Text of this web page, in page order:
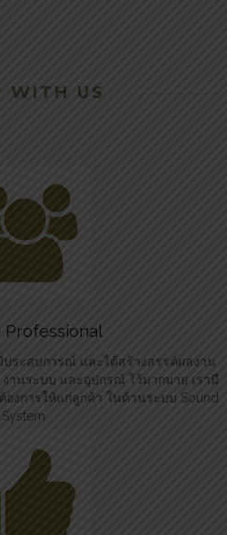
WITH US
Professional
ระสบการณ์ และได้สร้างสรรค์ผลงาน
านระบบ และอุปกรณ์ ไว้มากมาย เรามี
งการให้แก่ลูกค้า ในด้านระบบ Sound
System